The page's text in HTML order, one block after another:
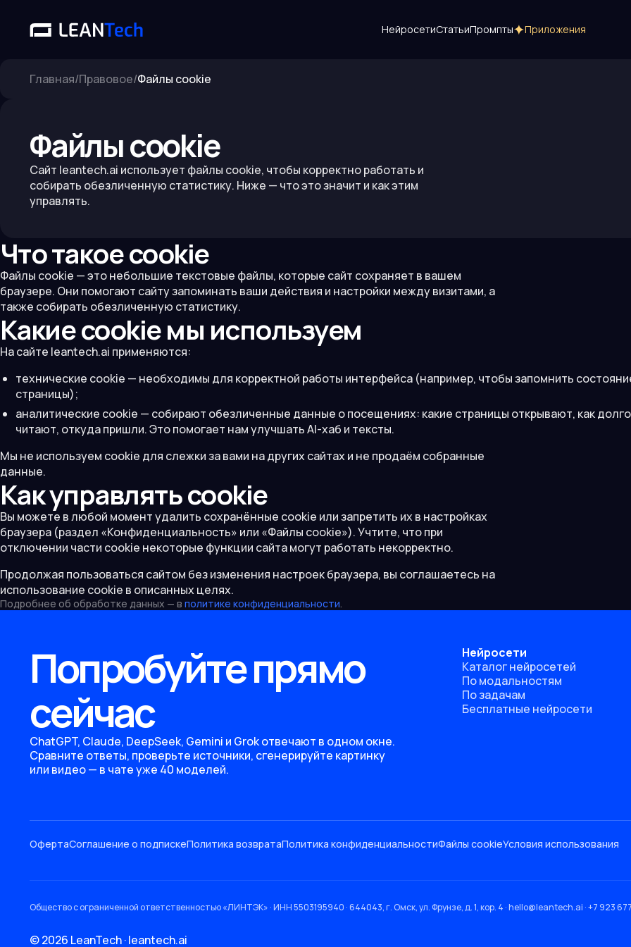
НейросетиСтатьиПромпты Приложения
Главная/Правовое/Файлы cookie
Файлы cookie
Сайт leantech.ai использует файлы cookie, чтобы корректно работать и
собирать обезличенную статистику. Ниже — что это значит и как этим
управлять.
Что такое cookie
Файлы cookie — это небольшие текстовые файлы, которые сайт сохраняет в вашем
браузере. Они помогают сайту запоминать ваши действия и настройки между визитами, а
также собирать обезличенную статистику.
Какие cookie мы используем
На сайте leantech.ai применяются:
технические cookie — необходимы для корректной работы интерфейса (например, чтобы запомнить
страницы);
аналитические cookie — собирают обезличенные данные о посещениях: какие страницы открывают, как долго
читают, откуда пришли. Это помогает нам улучшать AI-хаб и тексты.
Мы не используем cookie для слежки за вами на других сайтах и не продаём собранные
данные.
Как управлять cookie
Вы можете в любой момент удалить сохранённые cookie или запретить их в настройках
браузера (раздел «Конфиденциальность» или «Файлы cookie»). Учтите, что при
отключении части cookie некоторые функции сайта могут работать некорректно.
Продолжая пользоваться сайтом без изменения настроек браузера, вы соглашаетесь на
использование cookie в описанных целях.
Подробнее об обработке данных — в политике конфиденциальности.
Попробуйте прямо
сейчас
ChatGPT, Claude, DeepSeek, Gemini и Grok отвечают в одном окне.
Сравните ответы, проверьте источники, сгенерируйте картинку
или видео — в чате уже 40 моделей.
Нейросети
Каталог нейросетей
По модальностям
По задачам
Бесплатные нейросети
ОфертаСоглашение о подпискеПолитика возвратаПолитика конфиденциальностиФайлы cookieУсловия использования
Общество с ограниченной ответственностью «ЛИНТЭК» · ИНН 5503195940 · 644043, г. Омск, ул. Фрунзе, д. 1, кор. 4 · hello@leantech.ai · +7 923
© 2026 LeanTech · leantech.ai